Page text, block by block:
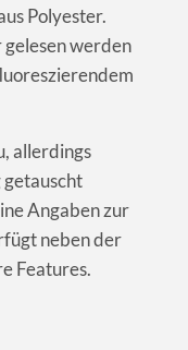
Polyester.
gelesen werden
allerdings
getauscht
Angaben zur
neben der
Features.